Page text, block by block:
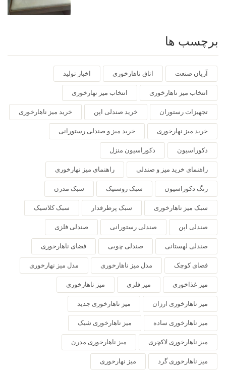
برچسب ها
آریان صنعت اتاق ناهارخوری اخبار تولید
انتخاب میز ناهارخوری انتخاب میز نهارخوری
تجهیزات رستوران خرید صندلی اپن خرید میز ناهارخوری
خرید میز نهارخوری خرید میز و صندلی رستورانی
دکوراسیون دکوراسیون منزل
راهنمای خرید میز و صندلی راهنمای میز نهارخوری
رنگ دکوراسیون سبک روستیک سبک مدرن
سبک میز ناهارخوری سبک پرطرفدار سبک کلاسیک
صندلی اپن صندلی رستورانی صندلی فلزی
صندلی لهستانی صندلی چوبی فضای ناهارخوری
فضای کوچک مدل میز ناهارخوری مدل میز نهارخوری
میز غذاخوری میز فلزی میز ناهارخوری
میز ناهارخوری ارزان میز ناهارخوری جدید
میز ناهارخوری ساده میز ناهارخوری شیک
میز ناهارخوری لاکچری میز ناهارخوری مدرن
میز ناهارخوری گرد میز نهارخوری